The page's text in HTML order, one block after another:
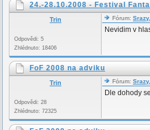
24.-28.10.2008 - Festival
Trin
Odpovědi: 5
Zhlédnuto: 18406
Fórum:
Nevidim v
FoF 2008 na adviku
Trin
Odpovědi: 28
Zhlédnuto: 72325
Fórum:
Dle dohody